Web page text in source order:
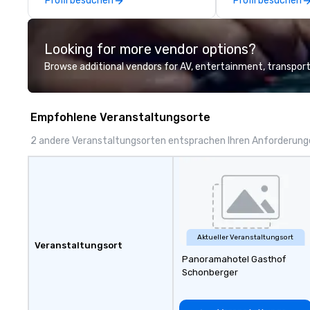
delegations,
corporate
group wants to
Valley founder,
mindsets driving
fastest-growing
walk away with
memorable,
for groups of
customizable by
seniority, and
Looking for more vendor options?
Browse additional vendors for AV, entertainment,
Empfohlene Veranstaltungsorte
2 andere Veranstaltungsorten entsprachen Ihren
Veranstaltungsort
Aktueller Veranstaltungsort
Panoramahotel Gasthof
Schonberger